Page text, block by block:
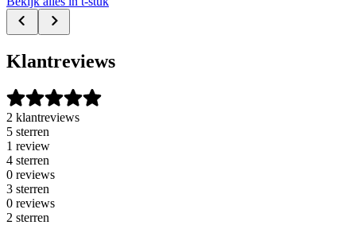
Klantreviews
2 klantreviews
5 sterren
1 review
4 sterren
0 reviews
3 sterren
0 reviews
2 sterren